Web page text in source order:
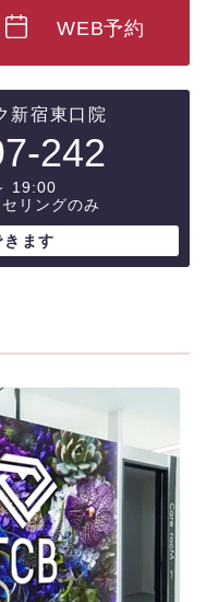
WEB予約
242
19:00
リングのみ